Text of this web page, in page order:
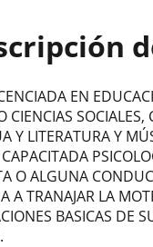
EN
CIENCIAS
Y LITERATURA Y
CAPACITADA
O ALGUNA
A TRANAJAR LA
BASICAS DE